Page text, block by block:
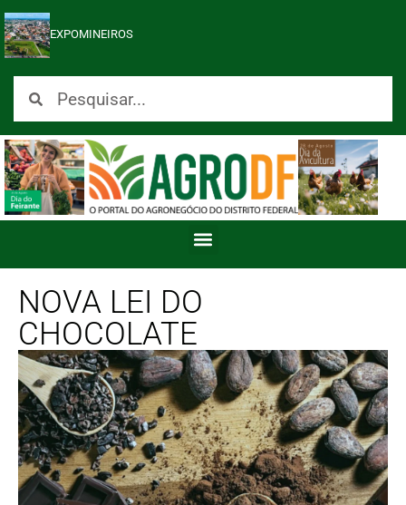
EXPOMINEIROS
NOVA LEI DO
CHOCOLATE